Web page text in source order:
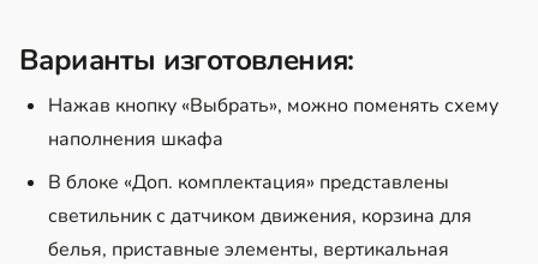
Варианты изготовления:
Нажав кнопку «Выбрать», можно поменять схему
наполнения шкафа
В блоке «Доп. комплектация» представлены
светильник с датчиком движения, корзина для
белья, приставные элементы, вертикальная